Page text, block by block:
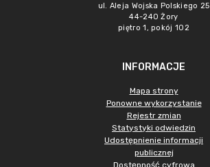
ul. Aleja Wojska Polskiego 25
44-240 Żory
piętro 1, pokój 102
INFORMACJE
Mapa strony
Ponowne wykorzystanie
Rejestr zmian
Statystyki odwiedzin
Udostępnienie informacji
publicznej
Dostępność cyfrowa